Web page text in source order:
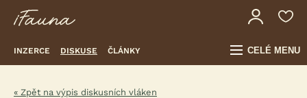
INZERCE DISKUSE ČLÁNKY CELÉ MENU
« Zpět na výpis diskusních vláken